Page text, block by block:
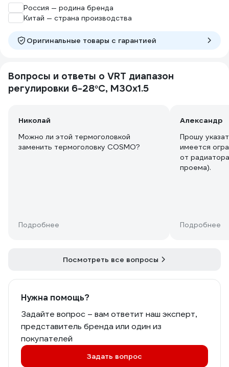
становится, с открытой шторой все
хорошо.
Россия — родина бренда
Китай — страна производства
Оригинальные товары c гарантией
Вопросы и ответы о VRT диапазон
регулировки 6-28°С, М30х1.5
Николай
Можно ли этой термоголовкой
заменить термоголовку COSMO?
Подробнее
Александр
Прошу
имеется
от
проема).
Подробнее
Посмотреть все вопросы
Нужна помощь?
Задайте вопрос – вам ответит наш эксперт,
представитель бренда или один из
покупателей
Задать вопрос